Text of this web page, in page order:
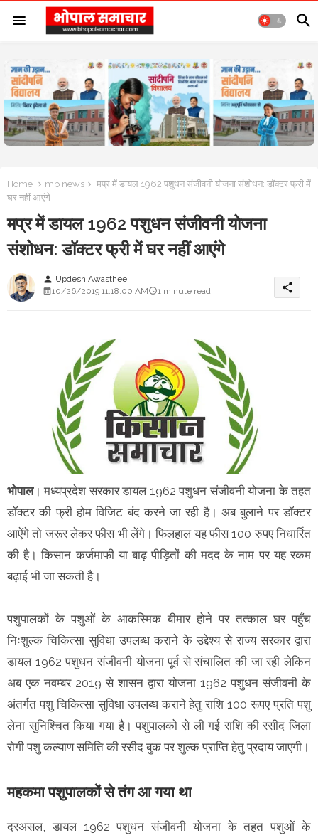
Home mp news
मप्र में डायल 1962 पशुधन संजीवनी योजना संशोधन: डॉक्टर फ्री में
घर नहीं आएंगे
मप्र में डायल 1962 पशुधन संजीवनी योजना
संशोधन: डॉक्टर फ्री में घर नहीं आएंगे
person Updesh Awasthee
10/26/2019 11:18:00 AM
1 minute read share
भोपाल। मध्यप्रदेश सरकार डायल 1962 पशुधन संजीवनी योजना के तहत
डॉक्टर की फ्री होम विजिट बंद करने जा रही है। अब बुलाने पर डॉक्टर
आऐंगे तो जरूर लेकर फीस भी लेंगे। फिलहाल यह फीस 100 रुपए निधार्रित
की है। किसान कर्जमाफी या बाढ़ पीड़ितों की मदद के नाम पर यह रकम
बढ़ाई भी जा सकती है।
पशुपालकों के पशुओं के आकस्मिक बीमार होने पर तत्काल घर पहुँच
निःशुल्क चिकित्सा सुविधा उपलब्ध कराने के उद्देश्य से राज्य सरकार द्वारा
डायल 1962 पशुधन संजीवनी योजना पूर्व से संचालित की जा रही लेकिन
अब एक नवम्बर 2019 से शासन द्वारा योजना 1962 पशुधन संजीवनी के
अंतर्गत पशु चिकित्सा सुविधा उपलब्ध कराने हेतु राशि 100 रूपए प्रति पशु
लेना सुनिश्चित किया गया है। पशुपालको से ली गई राशि की रसीद जिला
रोगी पशु कल्याण समिति की रसीद बुक पर शुल्क प्राप्ति हेतु प्रदाय जाएगी।
महकमा पशुपालकों से तंग आ गया था
दरअसल, डायल 1962 पशुधन संजीवनी योजना के तहत पशुओं के